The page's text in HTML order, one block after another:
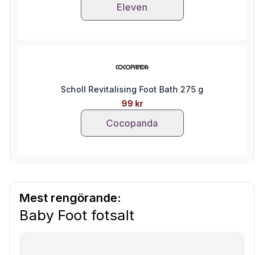
Eleven
Scholl Revitalising Foot Bath 275 g
99 kr
Cocopanda
Mest rengörande:
Baby Foot fotsalt